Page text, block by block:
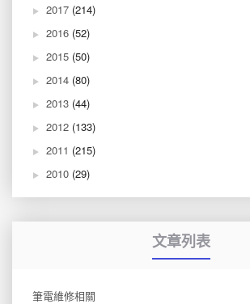
2017 (214)
2016 (52)
2015 (50)
2014 (80)
2013 (44)
2012 (133)
2011 (215)
2010 (29)
文章列表
筆電維修相關